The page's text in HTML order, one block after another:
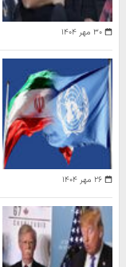
۳۰ مهر ۱۴۰۴
۲۶ مهر ۱۴۰۴